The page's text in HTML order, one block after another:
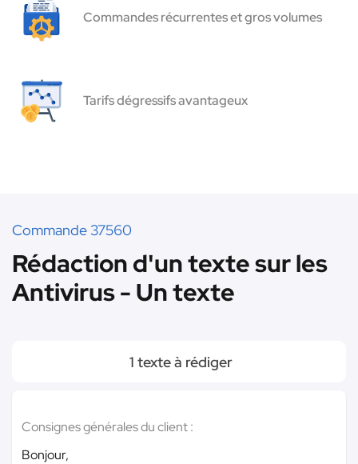
Commandes récurrentes et gros volumes
Tarifs dégressifs avantageux
Commande 37560
Rédaction d'un texte sur les
Antivirus - Un texte
1 texte à rédiger
Consignes générales du client :
Bonjour,